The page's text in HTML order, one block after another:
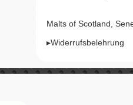
Malts of Scotland,
▸Widerrufsbelehrung